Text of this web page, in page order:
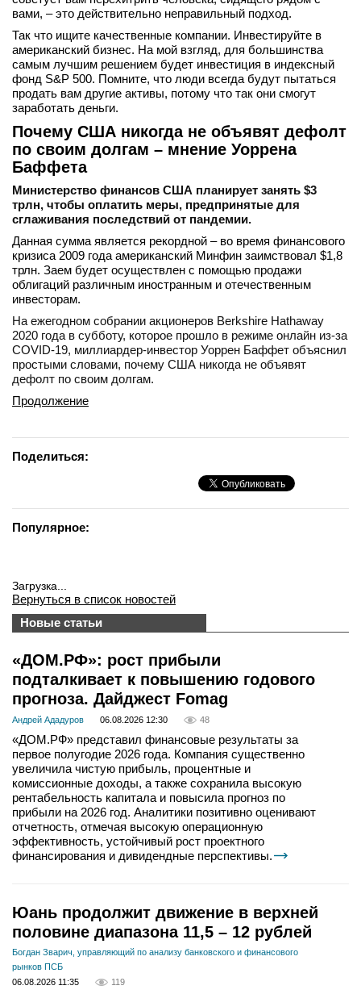
вами, – это действительно неправильный подход.
Так что ищите качественные компании. Инвестируйте в
американский бизнес. На мой взгляд, для большинства
самым лучшим решением будет инвестиция в индексный
фонд S&P 500. Помните, что люди всегда будут пытаться
продать вам другие активы, потому что так они смогут
заработать деньги.
Почему США никогда не объявят дефолт
по своим долгам – мнение Уоррена
Баффета
Министерство финансов США планирует занять $3
трлн, чтобы оплатить меры, предпринятые для
сглаживания последствий от пандемии.
Данная сумма является рекордной – во время финансового
кризиса 2009 года американский Минфин заимствовал $1,8
трлн. Заем будет осуществлен с помощью продажи
облигаций различным иностранным и отечественным
инвесторам.
На ежегодном собрании акционеров Berkshire Hathaway
2020 года в субботу, которое прошло в режиме онлайн из-за
COVID-19, миллиардер-инвестор Уоррен Баффет объяснил
простыми словами, почему США никогда не объявят
дефолт по своим долгам.
Продолжение
Поделиться:
Популярное:
Загрузка...
Вернуться в список новостей
Новые статьи
«ДОМ.РФ»: рост прибыли
подталкивает к повышению годового
прогноза. Дайджест Fomag
Андрей Ададуров 06.08.2026 12:30 48
«ДОМ.РФ» представил финансовые результаты за
первое полугодие 2026 года. Компания существенно
увеличила чистую прибыль, процентные и
комиссионные доходы, а также сохранила высокую
рентабельность капитала и повысила прогноз по
прибыли на 2026 год. Аналитики позитивно оценивают
отчетность, отмечая высокую операционную
эффективность, устойчивый рост проектного
финансирования и дивидендные перспективы.
Юань продолжит движение в верхней
половине диапазона 11,5 – 12 рублей
Богдан Зварич, управляющий по анализу банковского и финансового
рынков ПСБ
06.08.2026 11:35
119